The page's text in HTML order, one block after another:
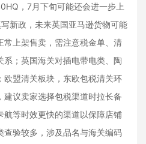
，7月下旬可能还会进一步上
新政，未来英国亚马逊货物可能
常上架售卖，需注意税金单、清
系；英国海关对插电带电类、陶
欧盟清关板块，东欧包税清关环
议卖家选择包税渠道时拉长备
航等时效更快的渠道以保障店铺
查验较多，涉及品名与海关编码